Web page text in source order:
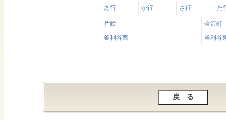
あ行 か行 さ行 た
片吹
金沢町
釜利谷西
釜利谷